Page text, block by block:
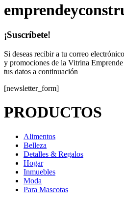
¡Suscríbete!
Si deseas recibir a tu correo
y promociones de la Vitrina
tus datos a continuación
[newsletter_form]
PRODUCTOS
Alimentos
Belleza
Detalles & Regalos
Hogar
Inmuebles
Moda
Para Mascotas